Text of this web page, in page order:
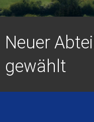
Neuer
gewählt